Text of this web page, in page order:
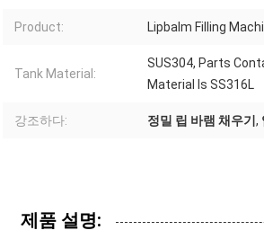
Product: Lipbalm Filling
Tank Material:
SUS304, Parts
Material Is SS316L
강조하다: 정밀 립 바램 채우기 ,
제품 설명: